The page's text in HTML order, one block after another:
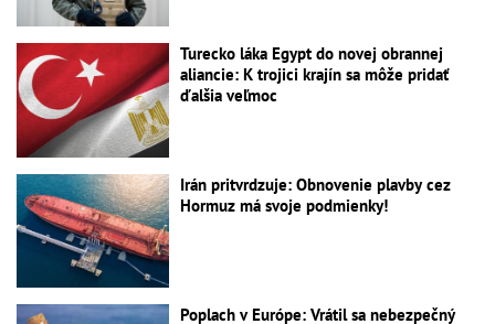
Turecko láka Egypt do novej obrannej
aliancie: K trojici krajín sa môže pridať
ďalšia veľmoc
Irán pritvrdzuje: Obnovenie plavby cez
Hormuz má svoje podmienky!
Poplach v Európe: Vrátil sa nebezpečný